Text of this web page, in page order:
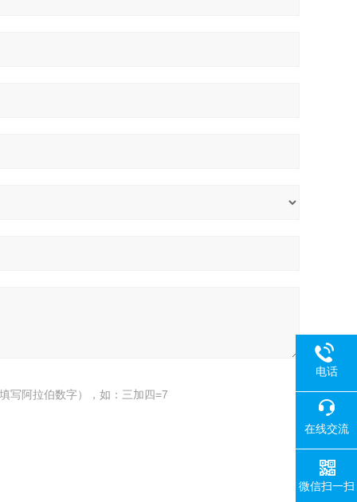
写阿拉伯数字），如：三加四=7
电话
在线交流
微信扫一扫